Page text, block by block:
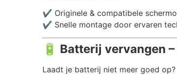
✔️ Originele & compatibele
✔️ Snelle montage door ervaren
🔋 Batterij vervangen
Laadt je batterij niet meer goed